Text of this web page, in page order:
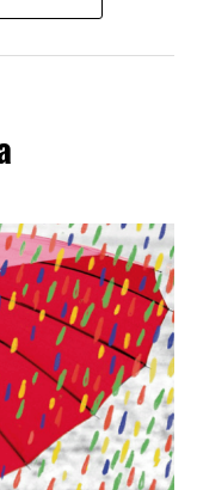
tapa, que
remarla.